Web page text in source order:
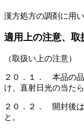
漢方処方の調剤に用い
適用上の注意、取
（取扱い上の注意）
２０．１． 本品の
け、直射日光の当た
２０．２． 開封後
と。